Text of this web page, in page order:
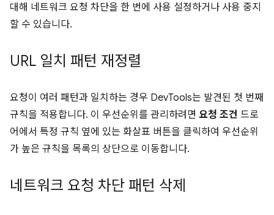
대해 네트워크 요청 차단을 한 번에 사용 설정하거나 사용 중지
할 수 있습니다.
URL 일치 패턴 재정렬
요청이 여러 패턴과 일치하는 경우 DevTools는 발견된 첫 번째
규칙을 적용합니다. 이 우선순위를 관리하려면 요청 조건 드로
어에서 특정 규칙 옆에 있는 화살표 버튼을 클릭하여 우선순위
가 높은 규칙을 목록의 상단으로 이동합니다.
네트워크 요청 차단 패턴 삭제